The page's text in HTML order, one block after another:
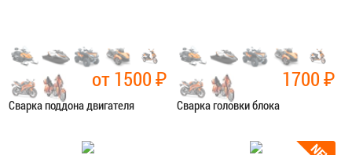
от 1500₽
Сварка поддона двигателя
Сварочные работы
1700₽
Сварка головки блока
Сварочные работы